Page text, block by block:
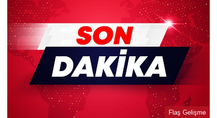
Flaş Gelişme